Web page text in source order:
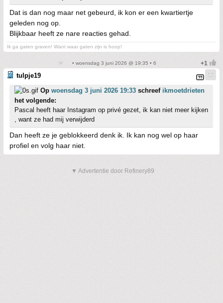
Dat is dan nog maar net gebeurd, ik kon er een kwartiertje
geleden nog op.
Blijkbaar heeft ze nare reacties gehad.
Ik ga gaten graven! Want waar gaten zijn is hoop!
• woensdag 3 juni 2026 @ 19:35 • 6
tulpje19
Op woensdag 3 juni 2026 19:33 schreef ikmoetdrieten
het volgende:
Pascal heeft haar Instagram op privé gezet, ik kan niet meer kijken
, want ze had mij verwijderd
Dan heeft ze je geblokkeerd denk ik. Ik kan nog wel op haar
profiel en volg haar niet.
▼ Advertentie door Refinery89